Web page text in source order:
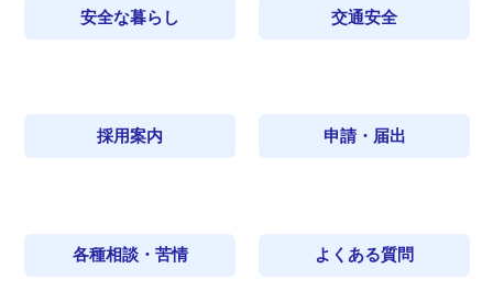
安全な暮らし 交通安全
採用案内 申請・届出
各種相談・苦情 よくある質問